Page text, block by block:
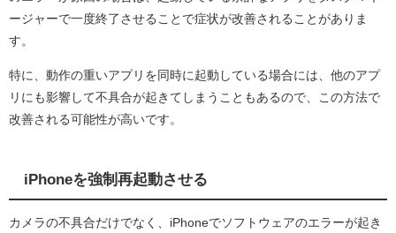
ージャーで一度終了させることで症状が改善されることがありま
す。
特に、動作の重いアプリを同時に起動している場合には、他のアプ
リにも影響して不具合が起きてしまうこともあるので、この方法で
改善される可能性が高いです。
iPhoneを強制再起動させる
カメラの不具合だけでなく、iPhoneでソフトウェアのエラーが起き